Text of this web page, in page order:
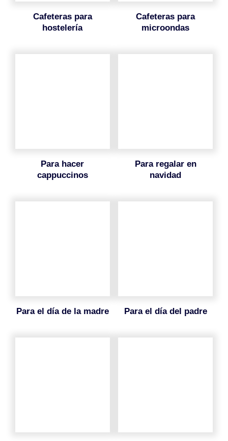
cafeteras para
hostelería
cafeteras para
microondas
para hacer
cappuccinos
para regalar en
navidad
para el día de la madre para el día del padre